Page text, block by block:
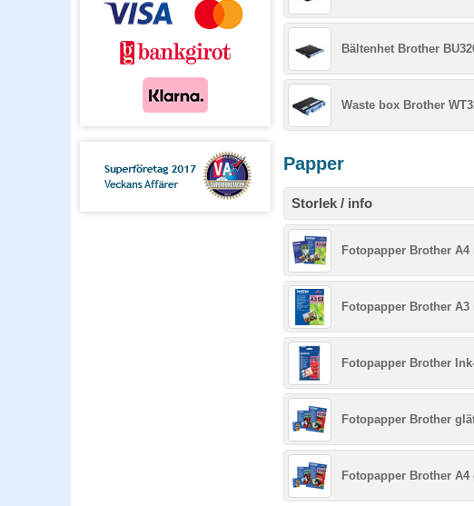
Bältenhet Brother
Waste box Brother
Papper
Storlek / info
Fotopapper Brother A4
Fotopapper Brother A3
Fotopapper Brother
Fotopapper Brother
Fotopapper Brother A4